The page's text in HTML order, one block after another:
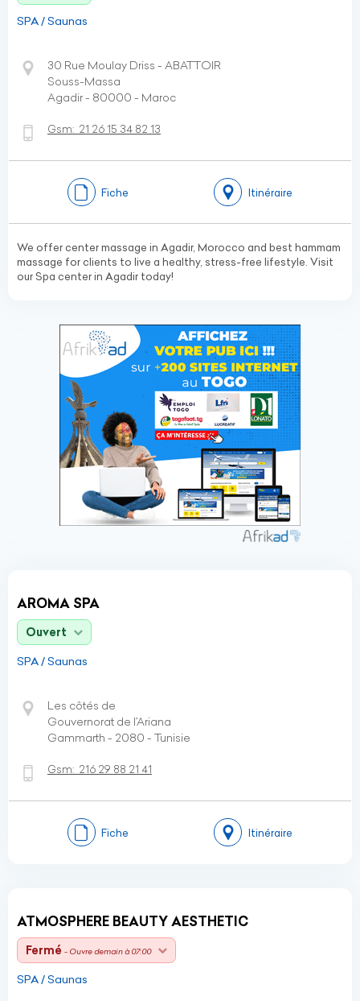
SPA / Saunas
30 Rue Moulay Driss - ABATTOIR
Souss-Massa
Agadir - 80000 - Maroc
Gsm: 21 26 15 34 82 13
Fiche Itinéraire
We offer center massage in Agadir, Morocco and best hammam
massage for clients to live a healthy, stress-free lifestyle. Visit
our Spa center in Agadir today!
AROMA SPA
Ouvert
SPA / Saunas
Les côtés de
Gouvernorat de l’Ariana
Gammarth - 2080 - Tunisie
Gsm: 216 29 88 21 41
Fiche Itinéraire
ATMOSPHERE BEAUTY AESTHETIC
Fermé - Ouvre demain à 07:00
SPA / Saunas